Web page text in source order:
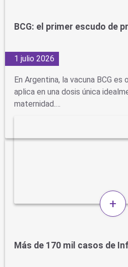
BCG: el primer escudo de
1 julio 2026
En Argentina, la vacuna BCG
aplica en una dosis única
maternidad.…
+
Más de 170 mil casos de